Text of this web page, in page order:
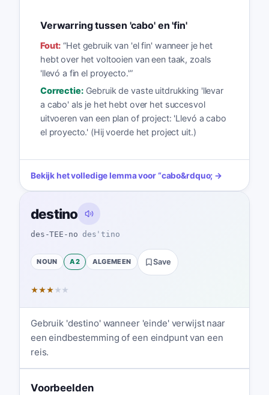
Verwarring tussen 'cabo' en 'fin'
Fout: “Het gebruik van 'el fin' wanneer je het
hebt over het voltooien van een taak, zoals
'llevó a fin el proyecto.'”
Correctie: Gebruik de vaste uitdrukking 'llevar
a cabo' als je het hebt over het succesvol
uitvoeren van een plan of project: 'Llevó a cabo
el proyecto.' (Hij voerde het project uit.)
Bekijk het volledige lemma voor“cabo&rdquo; →
destino
des-TEE-no desˈtino
NOUN A2 ALGEMEEN Save
★★★ ★ ★
Gebruik 'destino' wanneer 'einde' verwijst naar
een eindbestemming of een eindpunt van een
reis.
Voorbeelden